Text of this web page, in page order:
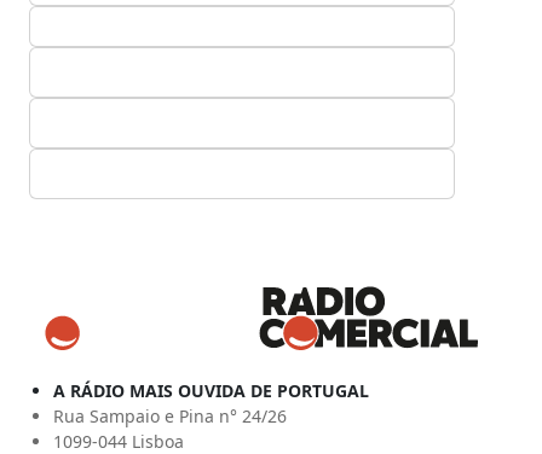
A RÁDIO MAIS OUVIDA DE PORTUGAL
Rua Sampaio e Pina n° 24/26
1099-044 Lisboa